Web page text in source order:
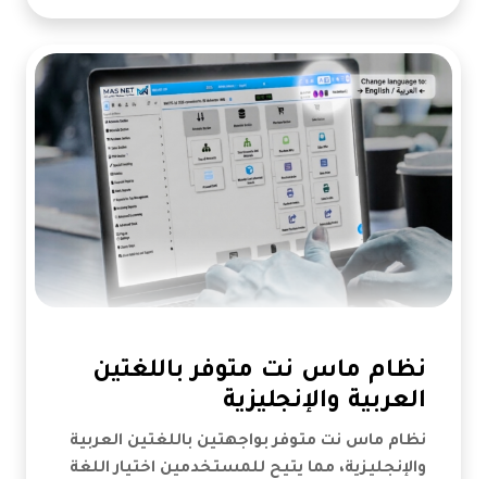
أفضل وتحسين أداء الأعمال.
نظام ماس نت متوفر باللغتين
العربية والإنجليزية
نظام ماس نت متوفر بواجهتين باللغتين العربية
والإنجليزية، مما يتيح للمستخدمين اختيار اللغة